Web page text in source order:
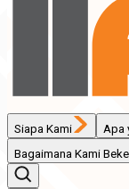
Siapa Kami
Apa
Bagaimana Kami